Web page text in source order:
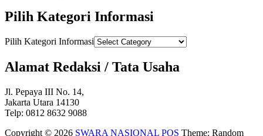
Pilih Kategori Informasi
Pilih Kategori Informasi
Alamat Redaksi / Tata Usaha
Jl. Pepaya III No. 14,
Jakarta Utara 14130
Telp: 0812 8632 9088
Copyright © 2026 SWARA NASIONAL POS Theme: Random